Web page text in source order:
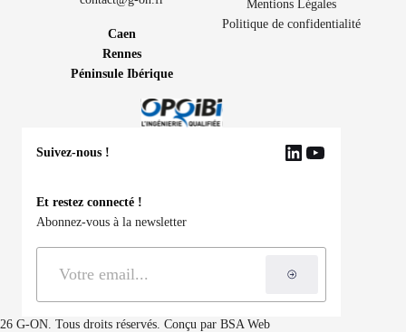
Caen
Rennes
Péninsule Ibérique
G-ON. Tous droits réservés. Conçu par BSA Web
Mentions Légales
Politique de confidentialité
Suivez-nous ! LinkedIn
YouTube
Et restez connecté !
Abonnez-vous à la newsletter
S'inscrire à la